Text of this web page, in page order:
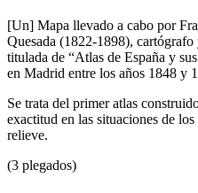
[Un] Mapa llevado a cabo por
Quesada (1822-1898),
titulada de “Atlas de España y
en Madrid entre los años 1848 y
Se trata del primer atlas
exactitud en las situaciones de
relieve.
(3 plegados)